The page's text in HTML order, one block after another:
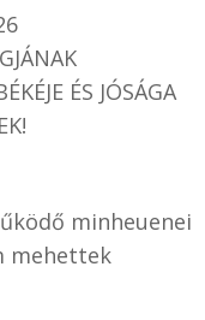
ÉS JÓSÁGA
minheuenei
mehettek